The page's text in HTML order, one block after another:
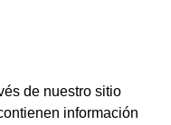
de nuestro sitio
información